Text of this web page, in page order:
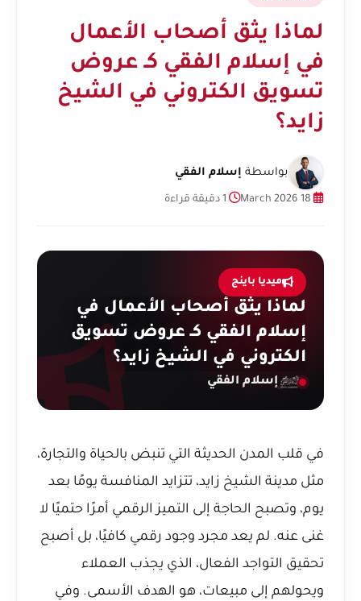
لماذا يثق أصحاب الأعمال
في إسلام الفقي كـ عروض
تسويق الكتروني في الشيخ
زايد؟
بواسطة إسلام الفقي
ميديا باينج
لماذا يثق أصحاب الأعمال في
إسلام الفقي كـ عروض تسويق
الكتروني في الشيخ زايد؟
إسلام الفقي
في قلب المدن الحديثة التي تنبض بالحياة والتجارة،
مثل مدينة الشيخ زايد، تتزايد المنافسة يومًا بعد
يوم، وتصبح الحاجة إلى التميز الرقمي أمرًا حتميًا لا
غنى عنه. لم يعد مجرد وجود رقمي كافيًا، بل أصبح
تحقيق التواجد الفعال، الذي يجذب العملاء
ويحولهم إلى مبيعات، هو الهدف الأسمى. وفي